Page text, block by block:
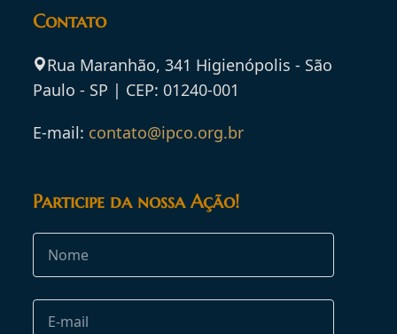
Contato
Rua Maranhão, 341 Higienópolis - São
Paulo - SP | CEP: 01240-001
E-mail: contato@ipco.org.br
Participe da nossa Ação!